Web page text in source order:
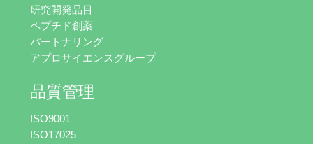
研究開発品目
ペプチド創薬
パートナリング
アプロサイエンスグループ
品質管理
ISO9001
ISO17025